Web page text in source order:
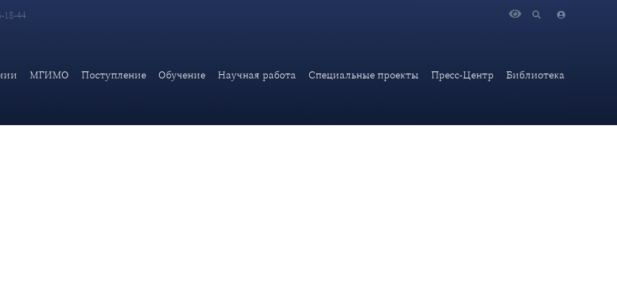
18-44
МГИМО Поступление Обучение Научная работа Специальные проекты Пресс-Центр Библиотека
Западом мирового беспор